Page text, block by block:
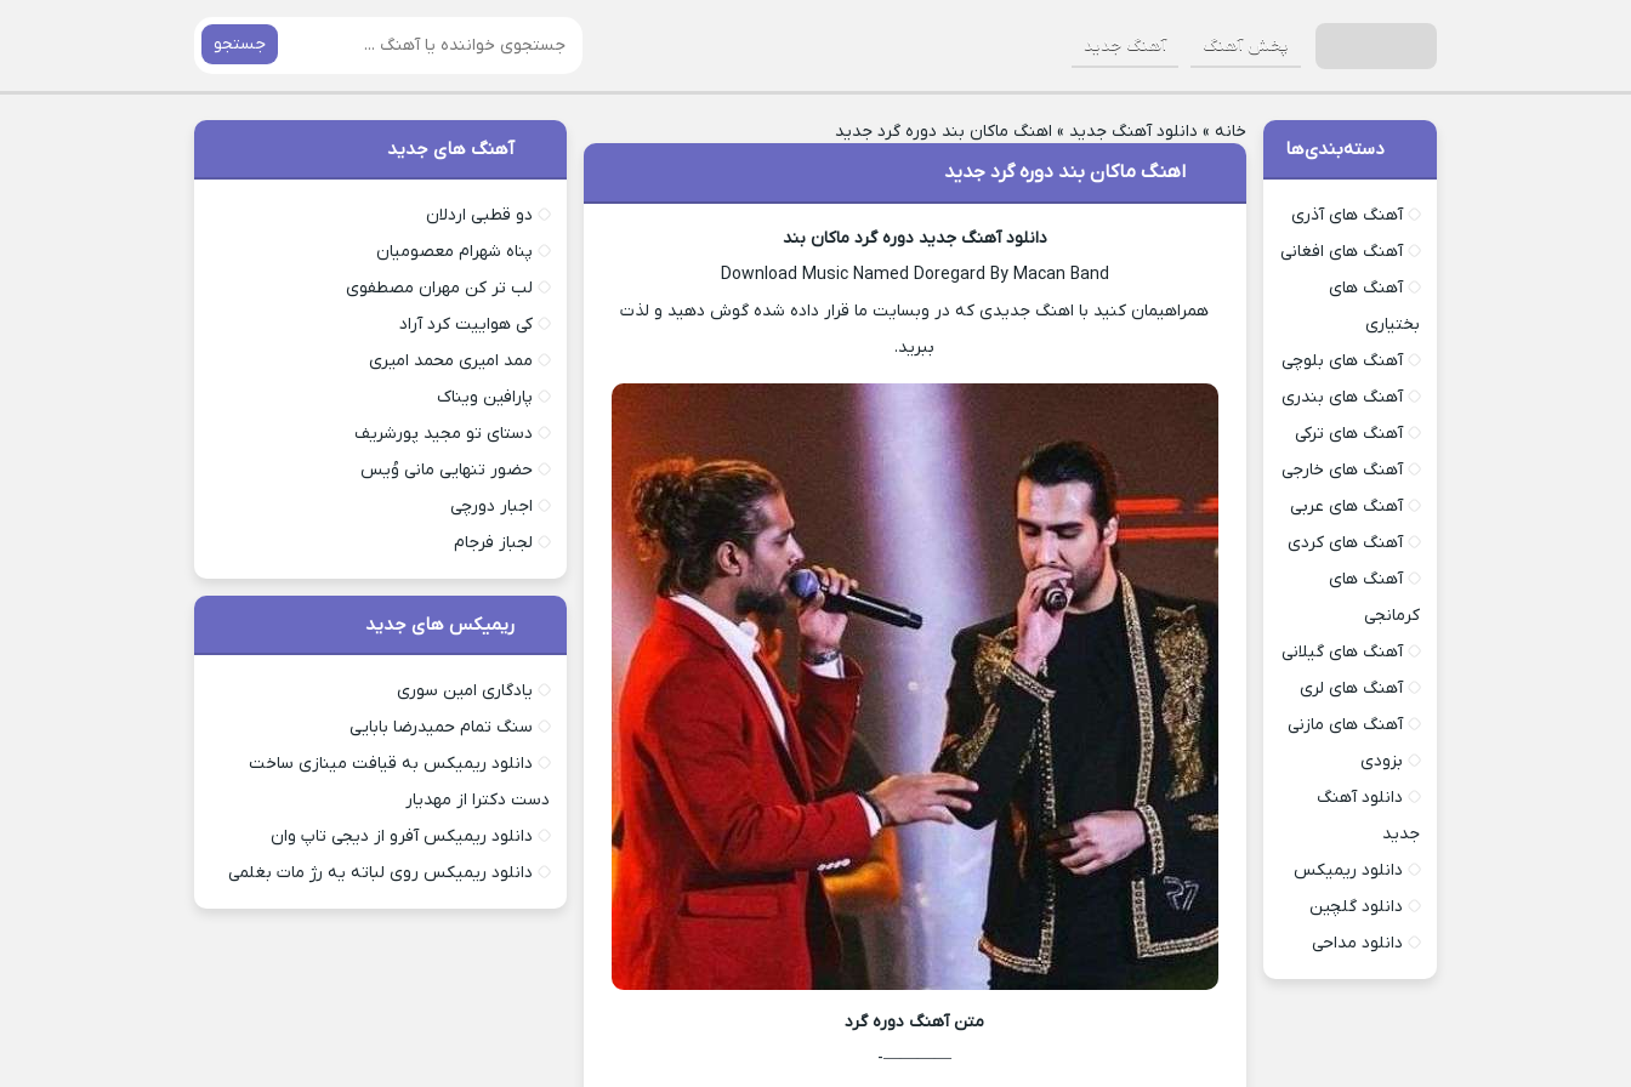
پخش آهنگ آهنگ جدید جستجو
خانه » دانلود آهنگ جدید » اهنگ ماکان بند دوره گرد جدید
اهنگ ماکان بند دوره گرد جدید
دانلود آهنگ جدید دوره گرد ماکان بند
Download Music Named Doregard By Macan Band
همراهیمان کنید با اهنگ جدیدی که در وبسایت ما قرار داده شده گوش دهید و لذت
ببرید.
متن آهنگ دوره گرد
————-
دسته‌بندی‌ها
آهنگ های آذری
آهنگ های افغانی
آهنگ های
بختیاری
آهنگ های بلوچی
آهنگ های بندری
آهنگ های ترکی
آهنگ های خارجی
آهنگ های عربی
آهنگ های کردی
آهنگ های
کرمانجی
آهنگ های گیلانی
آهنگ های لری
آهنگ های مازنی
بزودی
دانلود آهنگ
جدید
دانلود ریمیکس
دانلود گلچین
دانلود مداحی
آهنگ های جدید
دو قطبی اردلان
پناه شهرام معصومیان
لب تر کن مهران مصطفوی
کی هواییت کرد آراد
ممد امیری محمد امیری
پارافین ویناک
دستای تو مجید پورشریف
حضور تنهایی مانی وُیس
اجبار دورچی
لجباز فرجام
ریمیکس های جدید
یادگاری امین سوری
سنگ تمام حمیدرضا بابایی
دانلود ریمیکس به قیافت مینازی ساخت
دست دکترا از مهدیار
دانلود ریمیکس آفرو از ديجی تاپ وان
دانلود ریمیکس روی لباته یه رژ مات بغلمی